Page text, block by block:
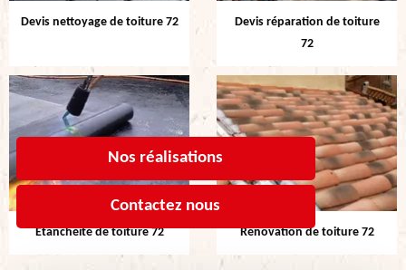
Nos réalisations
Contactez nous
Devis nettoyage de toiture 72
Devis réparation de toiture
72
Etanchéité de toiture 72 Rénovation de toiture 72